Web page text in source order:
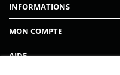
INFORMATIONS
MON COMPTE
AIDE